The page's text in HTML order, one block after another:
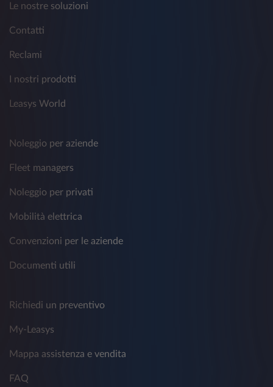
Le nostre soluzioni
Contatti
Reclami
I nostri prodotti
Leasys World
Noleggio per aziende
Fleet managers
Noleggio per privati
Mobilità elettrica
Convenzioni per le aziende
Documenti utili
Richiedi un preventivo
My-Leasys
Mappa assistenza e vendita
FAQ